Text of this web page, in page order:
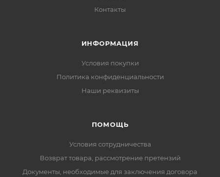
Контакты
ИНФОРМАЦИЯ
Условия покупки
Политика конфиденциальности
Наши реквизиты
ПОМОЩЬ
Условия сотрудничества
Возврат товара, рассмотрение претензий
Документы, необходимые для заключения договора